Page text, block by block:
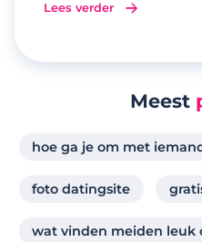
Lees verder
Meest
hoe ga je om met
foto datingsite
wat vinden meiden leuk